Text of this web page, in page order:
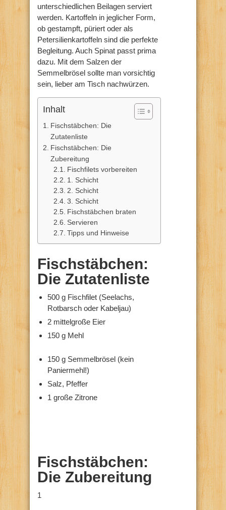
unterschiedlichen Beilagen serviert
werden. Kartoffeln in jeglicher Form,
ob gestampft, püriert oder als
Petersilienkartoffeln sind die perfekte
Begleitung. Auch Spinat passt prima
dazu. Mit dem Salzen der
Semmelbrösel sollte man vorsichtig
sein, lieber am Tisch nachwürzen.
Inhalt
Fischstäbchen: Die
Zutatenliste
Fischstäbchen: Die
Zubereitung
Fischfilets vorbereiten
1. Schicht
2. Schicht
3. Schicht
Fischstäbchen braten
Servieren
Tipps und Hinweise
Fischstäbchen:
Die Zutatenliste
500 g Fischfilet (Seelachs,
Rotbarsch oder Kabeljau)
2 mittelgroße Eier
150 g Mehl
150 g Semmelbrösel (kein
Paniermehl!)
Salz, Pfeffer
1 große Zitrone
Fischstäbchen:
Die Zubereitung
1